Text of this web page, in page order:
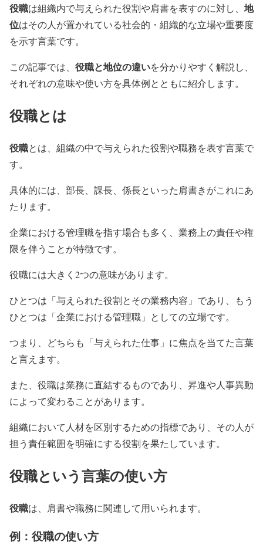
役職は組織内で与えられた役割や肩書を表すのに対し、 地
位はその人が置かれている社会的・組織的な立場や重要度
を示す言葉です。
この記事では、 役職と地位の違いを分かりやすく解説し、
それぞれの意味や使い方を具体例とともに紹介します。
役職とは
役職とは、組織の中で与えられた役割や職務を表す言葉で
す。
具体的には、部長、課長、係長といった肩書きがこれにあ
たります。
企業における管理職を指す場合も多く、業務上の責任や権
限を伴うことが特徴です。
役職には大きく2つの意味があります。
ひとつは「与えられた役割とその業務内容」であり、もう
ひとつは「企業における管理職」としての立場です。
つまり、どちらも「与えられた仕事」に焦点を当てた言葉
と言えます。
また、役職は業務に直結するものであり、昇進や人事異動
によって変わることがあります。
組織において人材を区別するための指標であり、その人が
担う責任範囲を明確にする役割を果たしています。
役職という言葉の使い方
役職は、肩書や職務に関連して用いられます。
例：役職の使い方